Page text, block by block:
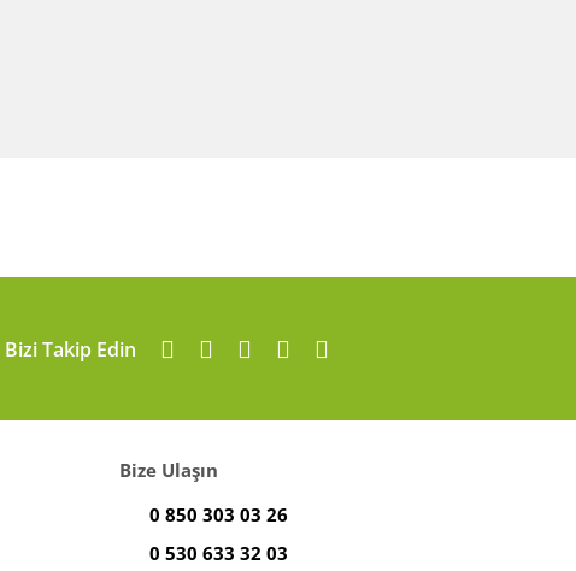
Bizi Takip Edin
Bize Ulaşın
0 850 303 03 26
0 530 633 32 03